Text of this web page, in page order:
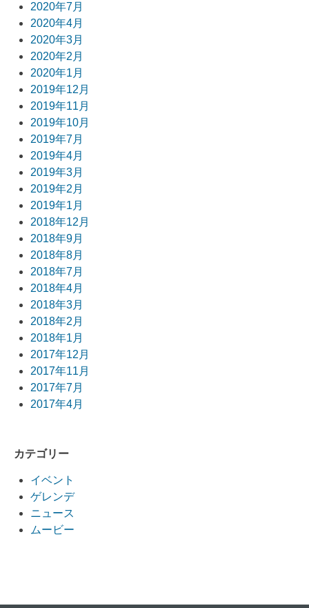
2020年7月
2020年4月
2020年3月
2020年2月
2020年1月
2019年12月
2019年11月
2019年10月
2019年7月
2019年4月
2019年3月
2019年2月
2019年1月
2018年12月
2018年9月
2018年8月
2018年7月
2018年4月
2018年3月
2018年2月
2018年1月
2017年12月
2017年11月
2017年7月
2017年4月
カテゴリー
イベント
ゲレンデ
ニュース
ムービー